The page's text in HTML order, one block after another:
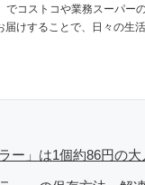
」でコストコや業務スーパー
届けすることで、日々の
ー」は1個約86円の大